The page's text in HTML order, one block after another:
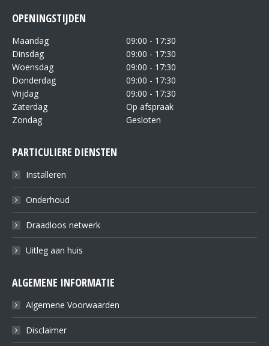
OPENINGSTIJDEN
Maandag
09:00 - 17:30
Dinsdag
09:00 - 17:30
Woensdag
09:00 - 17:30
Donderdag
09:00 - 17:30
Vrijdag
09:00 - 17:30
Zaterdag
Op afspraak
Zondag
Gesloten
PARTICULIERE DIENSTEN
Installeren
Onderhoud
Draadloos netwerk
Uitleg aan huis
ALGEMENE INFORMATIE
Algemene Voorwaarden
Disclaimer